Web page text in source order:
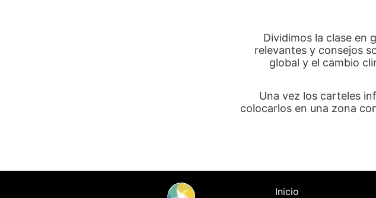
Dividimos la clase en
relevantes y consejos
global y el cambio
Una vez los carteles
colocarlos en una zona
Inicio